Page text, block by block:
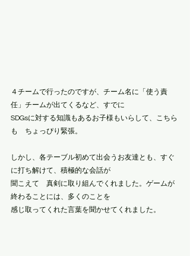
４チームで行ったのですが、チーム名に「使う責
任」チームが出てくるなど、すでに
SDGsに対する知識もあるお子様もいらして、こちら
も　ちょっぴり緊張。
しかし、各テーブル初めて出会うお友達とも、すぐ
に打ち解けて、積極的な会話が
聞こえて　真剣に取り組んでくれました。ゲームが
終わることには、多くのことを
感じ取ってくれた言葉を聞かせてくれました。